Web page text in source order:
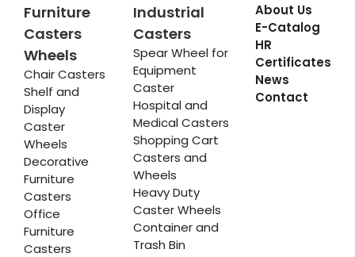
Furniture
Casters
Wheels
Chair Casters
Shelf and
Display
Caster
Wheels
Decorative
Furniture
Casters
Office
Furniture
Casters
Industrial
Casters
Spear Wheel for
Equipment
Caster
Hospital and
Medical Casters
Shopping Cart
Casters and
Wheels
Heavy Duty
Caster Wheels
Container and
Trash Bin
About Us
E-Catalog
HR
Certificates
News
Contact